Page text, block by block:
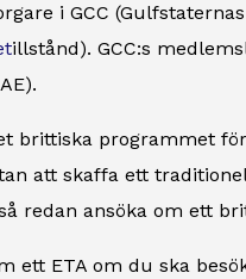
i GCC
illstånd). GCC:s
brittiska programmet
att skaffa ett
redan ansöka om ett
ett ETA om du ska